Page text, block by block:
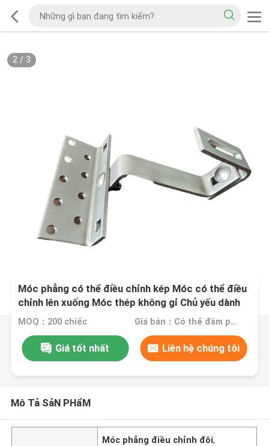
2/ 3
Móc phẳng có thể điều chỉnh kép Móc có thể điều
chỉnh lên xuống Móc thép không gỉ Chủ yếu dành
cho Châu Âu
MOQ：200 chiếc Giá bán：Có thể đàm phán
Giá tốt nhất Liên hệ chúng tôi
Mô Tả SảN PHẩM
Móc phẳng điều chỉnh đôi,